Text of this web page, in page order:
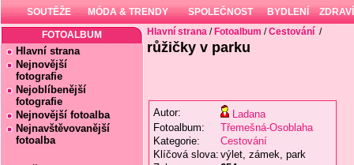
SOUTĚŽE MÓDA & TRENDY SPOLEČNOST BYDLENÍ ZDRAVÍ
FOTOALBUM
Hlavní strana
Nejnovější
fotografie
Nejoblíbenější
fotografie
Nejnovější fotoalba
Nejnavštěvovanější
fotoalba
Hlavní strana / Fotoalbum /Cestování /
růžičky v parku
Autor:
Ladana
Fotoalbum:
Třemešná-Osoblaha
Kategorie:
Cestování
Klíčová slova: výlet, zámek, park